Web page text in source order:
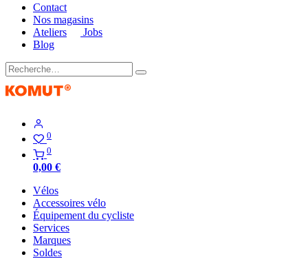
Contact
Nos magasins
Ateliers
Jobs
Blog
0
0
0,00 €
Vélos
Accessoires vélo
Équipement du cycliste
Services
Marques
Soldes